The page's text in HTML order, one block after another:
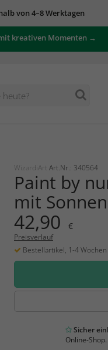
von 4–8 Werktagen
kreativen Momenten →
WizardiArt Art.Nr.: 340564
Paint by
mit
42,90 €
Preisverlauf
Bestellartikel, 1-4 Wochen
Sicher
Online-Shop.